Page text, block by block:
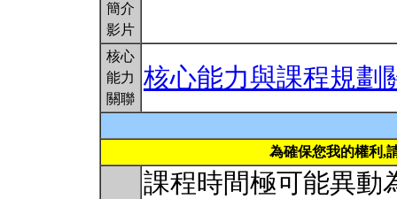
簡介
影片
核心
能力
關聯
核心能力與課程規劃
為確保您我的權利,
課程時間極可能異動